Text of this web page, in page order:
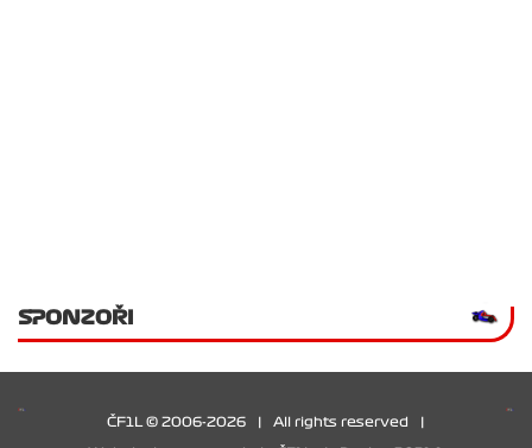
SPONZOŘI
ČF1L © 2006-2026 All rights reserved